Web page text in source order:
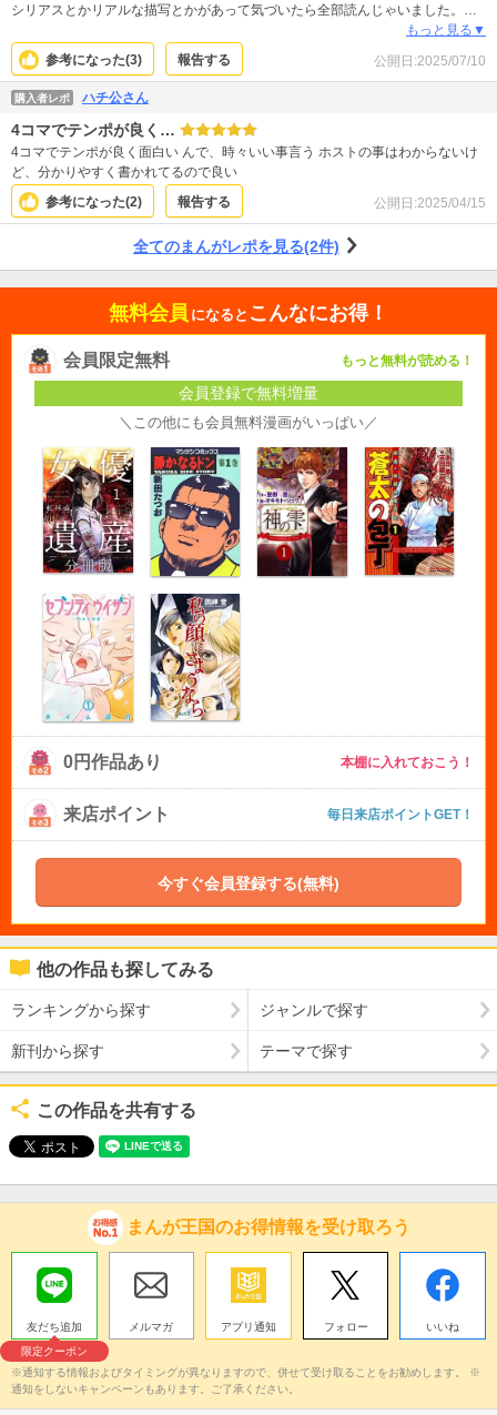
シリアスとかリアルな描写とかがあって気づいたら全部読んじゃいました。ア
ニメがどれだけマイルドにされてたかを知りました。ちょっと病んだ。最終巻
に至っては、ほんとに最終巻なんだ…となる展開の連続というか、急に現実が
殴りかかってきて、夢を見せる仕事のホストたちも人間なんだよな〜って謎に
しんみりしてちょっとウルっとして自分にビビりました。 情緒ジェットコース
ターでは無いけど.*･ﾟHAPPEY✧︎*。ってちょけてる時と無意識にため息ついて
る時みたいな、ほんとになんとも言えないギリギリ情緒が上下する感じが続い
て20%ぐらい病みました。 万人に爆ウケ！じゃないけど、姫のビジュとか受け
入れられる画力命じゃない成人済みオタクで買おうか迷ってる人は読んで損は
ないと思います。アニメなら内容がマイルドなのでおもろ！て思える人は読ん
だ方が良い
もっと見る▼
参考になった(3) 報告する 公開日:2025/07/10
購入者レポ ハチ公さん
4コマでテンポが良く…
4コマでテンポが良く面白い んで、時々いい事言う ホストの事はわからないけ
ど、分かりやすく書かれてるので良い
参考になった(2) 報告する 公開日:2025/04/15
全てのまんがレポを見る(2件)
無料会員 になると こんなにお得！
会員限定無料 もっと無料が読める！
会員登録で無料増量
＼この他にも会員無料漫画がいっぱい／
0円作品あり 本棚に入れておこう！
来店ポイント 毎日来店ポイントGET！
今すぐ会員登録する(無料)
他の作品も探してみる
ランキングから探す ジャンルで探す
新刊から探す テーマで探す
この作品を共有する
まんが王国のお得情報を受け取ろう
友だち追加
限定クーポン
メルマガ アプリ通知 フォロー いいね
※通知する情報およびタイミングが異なりますので、併せて受け取ることをお勧めします。 ※
通知をしないキャンペーンもあります。ご了承ください。